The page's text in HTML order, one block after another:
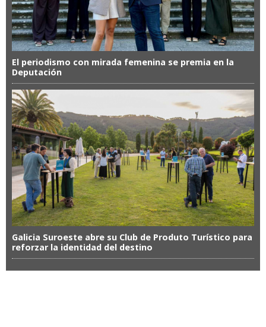
El periodismo con mirada femenina se premia en la
Deputación
Galicia Suroeste abre su Club de Produto Turístico para
reforzar la identidad del destino